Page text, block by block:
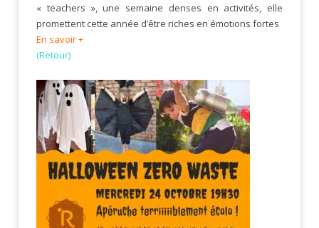
« teachers », une semaine denses en activités, elle
promettent cette année d’être riches en émotions fortes
En savoir +
(Retour)